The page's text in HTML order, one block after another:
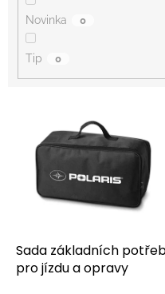
Novinka 0
Tip 0
dSada základních
pro jízdu a opravy